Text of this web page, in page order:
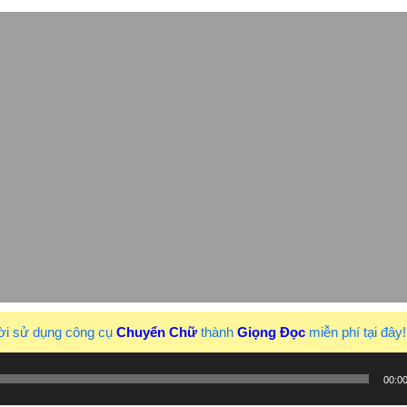
sử dụng công cụ Chuyển Chữ thành Giọng Đọc miễn phí tại đây!
00:00